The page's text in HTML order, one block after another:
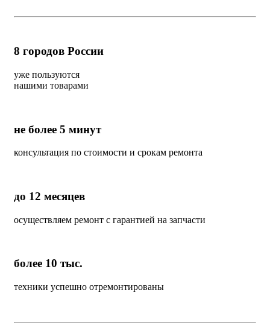
8 городов России
уже пользуются
нашими товарами
не более 5 минут
консультация по стоимости и срокам ремонта
до 12 месяцев
осуществляем ремонт с гарантией на запчасти
более 10 тыс.
техники успешно отремонтированы